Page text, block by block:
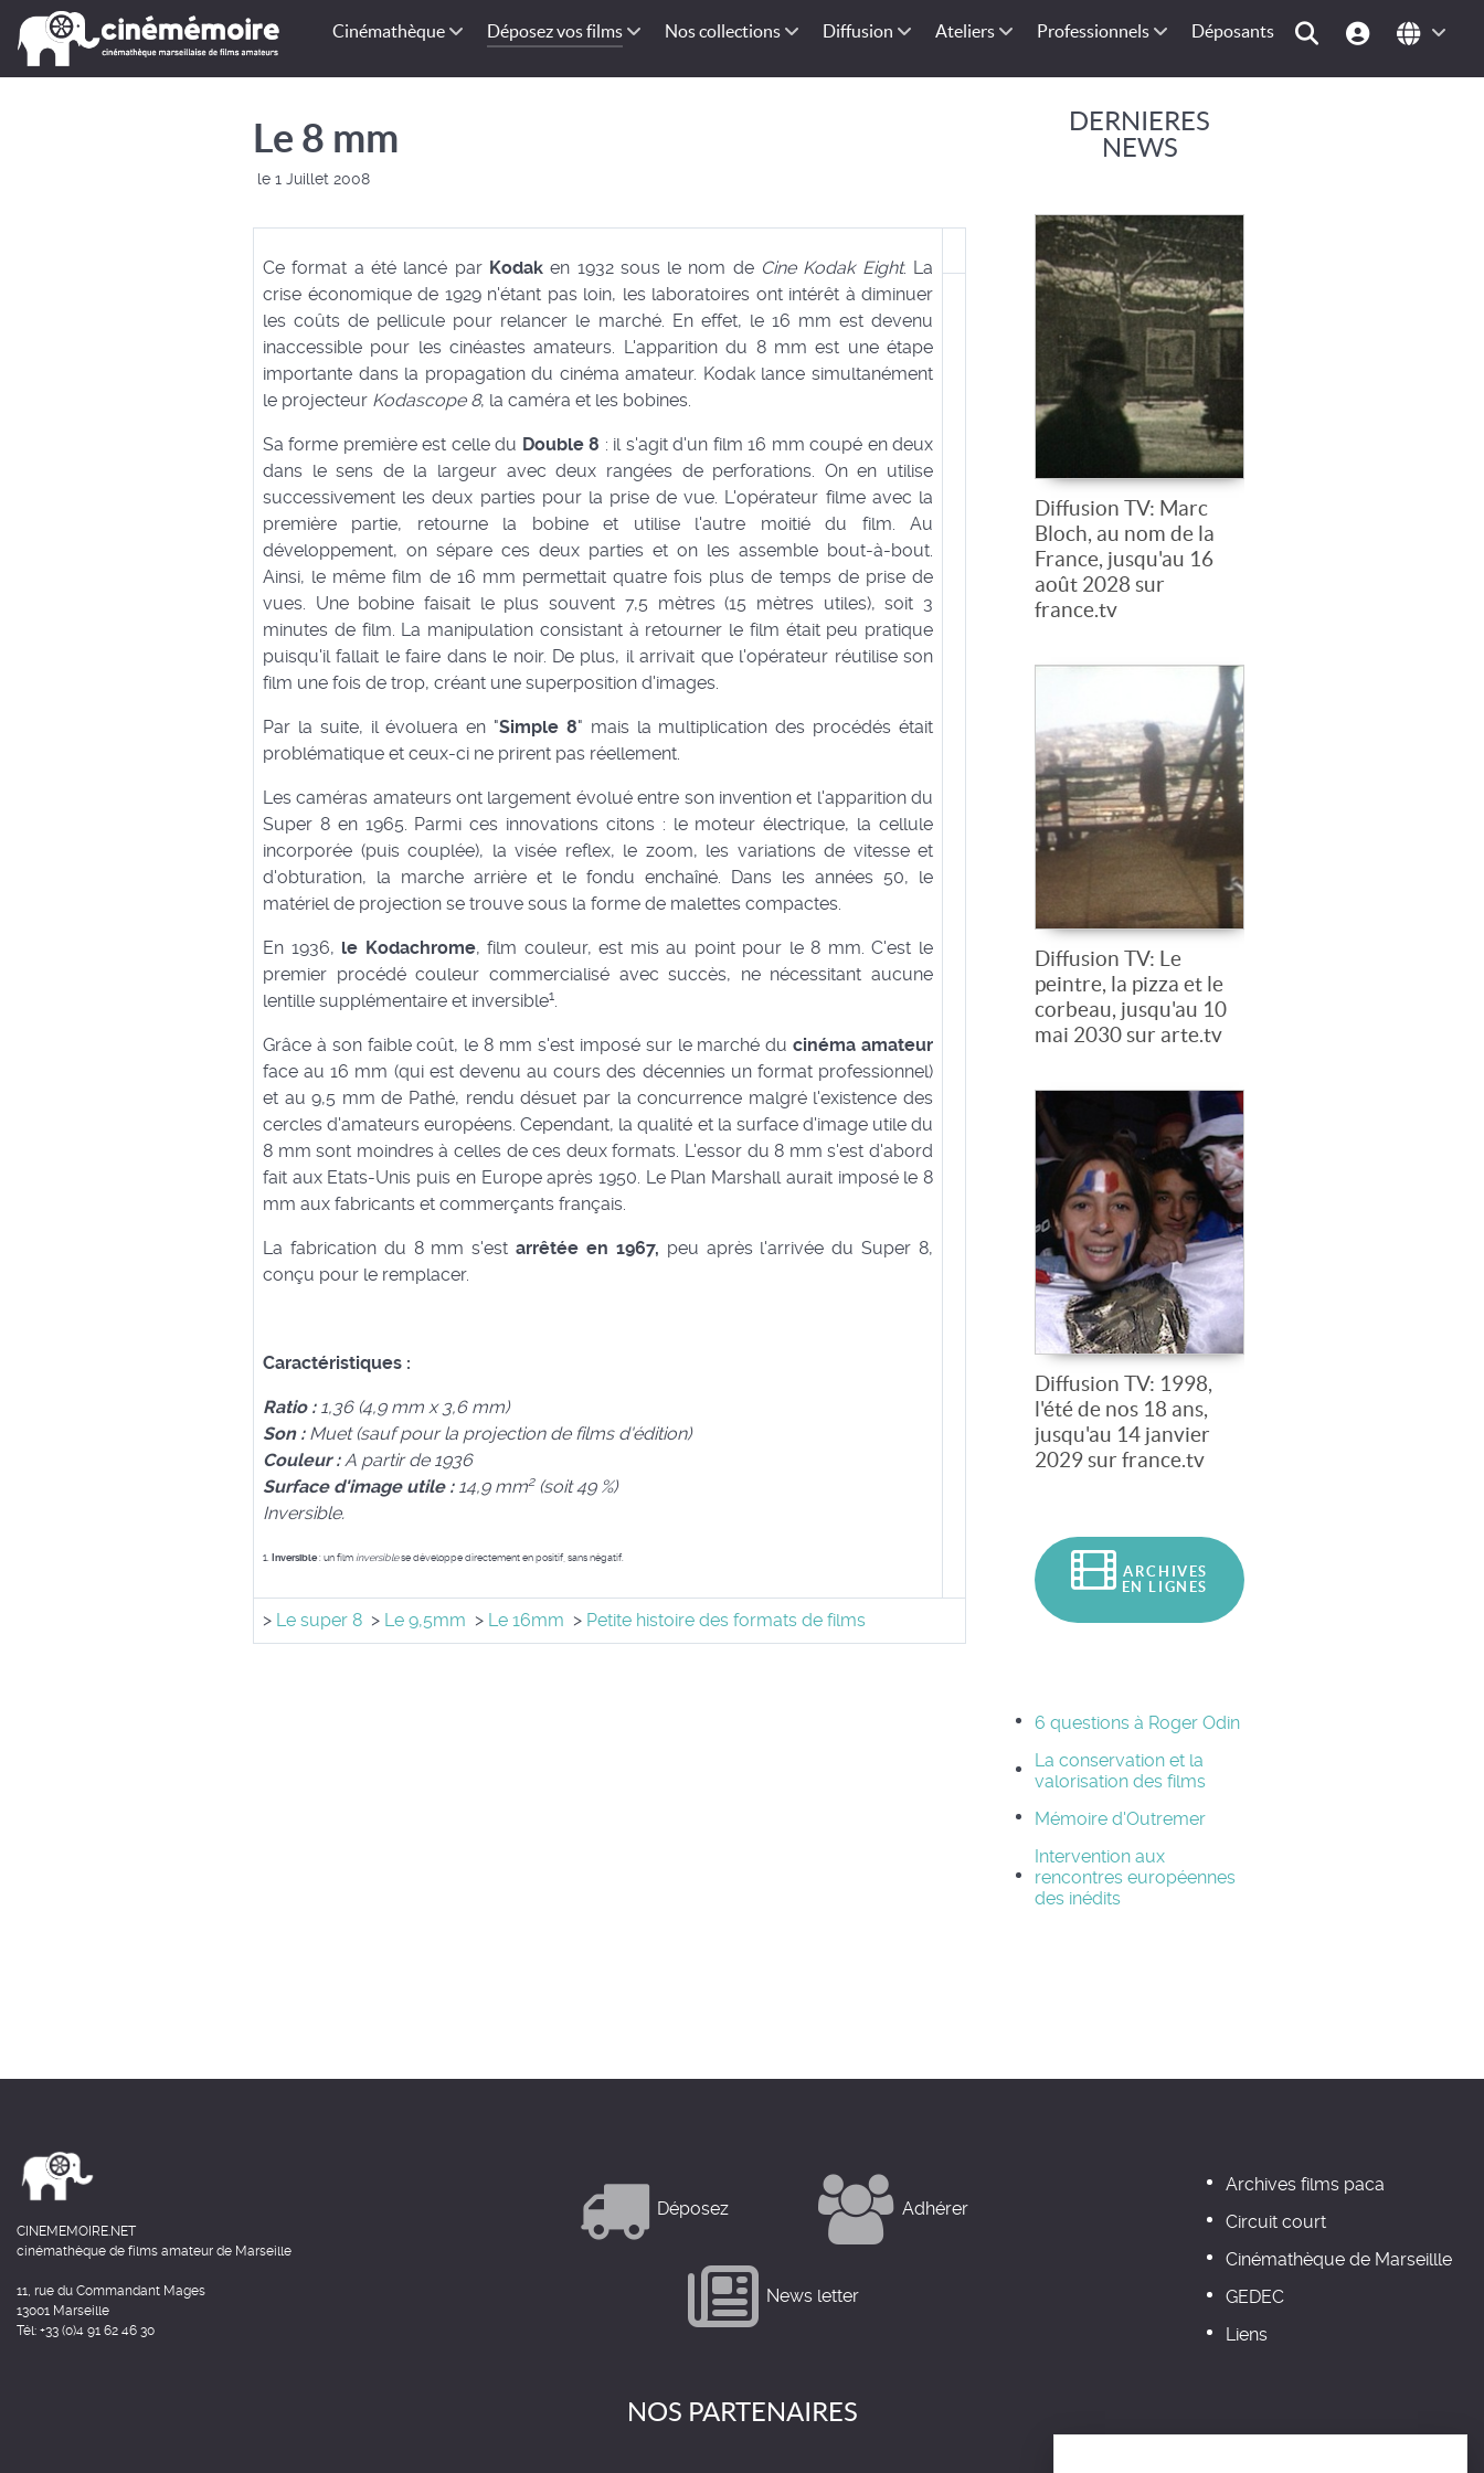
Cinémathèque Déposez vos films Nos collections Diffusion Ateliers Professionnels Déposants
Le 8 mm
le 1 Juillet 2008
Ce format a été lancé par Kodaken 1932 sous le nom de Cine Kodak Eight. La
crise économique de 1929 n'étant pas loin, les laboratoires ont intérêt à diminuer
les coûts de pellicule pour relancer le marché. En effet, le 16 mm est devenu
inaccessible pour les cinéastes amateurs. L'apparition du 8 mm est une étape
importante dans la propagation du cinéma amateur. Kodak lance simultanément
le projecteur Kodascope 8, la caméra et les bobines.
Sa forme première est celle du Double 8 : il s'agit d'un film 16 mm coupé en deux
dans le sens de la largeur avec deux rangées de perforations. On en utilise
successivement les deux parties pour la prise de vue. L'opérateur filme avec la
première partie, retourne la bobine et utilise l'autre moitié du film. Au
développement, on sépare ces deux parties et on les assemble bout-à-bout.
Ainsi, le même film de 16 mm permettait quatre fois plus de temps de prise de
vues. Une bobine faisait le plus souvent 7,5 mètres (15 mètres utiles), soit 3
minutes de film. La manipulation consistant à retourner le film était peu pratique
puisqu'il fallait le faire dans le noir. De plus, il arrivait que l'opérateur réutilise son
film une fois de trop, créant une superposition d'images.
Par la suite, il évoluera en "Simple 8" mais la multiplication des procédés était
problématique et ceux-ci ne prirent pas réellement.
Les caméras amateurs ont largement évolué entre son invention et l'apparition du
Super 8 en 1965. Parmi ces innovations citons : le moteur électrique, la cellule
incorporée (puis couplée), la visée reflex, le zoom, les variations de vitesse et
d'obturation, la marche arrière et le fondu enchaîné. Dans les années 50, le
matériel de projection se trouve sous la forme de malettes compactes.
En 1936, le Kodachrome, film couleur, est mis au point pour le 8 mm. C'est le
premier procédé couleur commercialisé avec succès, ne nécessitant aucune
lentille supplémentaire et inversible1.
Grâce à son faible coût, le 8 mm s'est imposé sur le marché ducinéma amateur
face au 16 mm (qui est devenu au cours des décennies un format professionnel)
et au 9,5 mm de Pathé, rendu désuet par la concurrence malgré l'existence des
cercles d'amateurs européens. Cependant, la qualité et la surface d'image utile du
8 mm sont moindres à celles de ces deux formats. L'essor du 8 mm s'est d'abord
fait aux Etats-Unis puis en Europe après 1950. Le Plan Marshall aurait imposé le 8
mm aux fabricants et commerçants français.
La fabrication du 8 mm s'estarrêtée en 1967, peu après l'arrivée du Super 8,
conçu pour le remplacer.
Caractéristiques :
Ratio :1,36 (4,9 mm x 3,6 mm)
Son : Muet (sauf pour la projection de films d'édition)
Couleur :A partir de 1936
Surface d'image utile :14,9 mm2(soit 49 %)
Inversible.
1. Inversible: un film inversiblese développe directement en positif, sans négatif.
> Le super 8 > Le 9,5mm > Le 16mm > Petite histoire des formats de films
DERNIERES
NEWS
Diffusion TV: Marc
Bloch, au nom de la
France, jusqu'au 16
août 2028 sur
france.tv
Diffusion TV: Le
peintre, la pizza et le
corbeau, jusqu'au 10
mai 2030 sur arte.tv
Diffusion TV: 1998,
l'été de nos 18 ans,
jusqu'au 14 janvier
2029 sur france.tv
ARCHIVES
EN LIGNES
6 questions à Roger Odin
La conservation et la
valorisation des films
Mémoire d'Outremer
Intervention aux
rencontres européennes
des inédits
CINEMEMOIRE.NET
cinémathèque de films amateur de Marseille
11, rue du Commandant Mages
13001 Marseille
Tél: +33 (0)4 91 62 46 30
Déposez Adhérer
News letter
Archives films paca
Circuit court
Cinémathèque de Marseillle
GEDEC
Liens
NOS PARTENAIRES